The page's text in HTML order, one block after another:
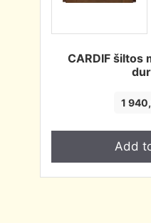
CARDIF šiltos
1
Add